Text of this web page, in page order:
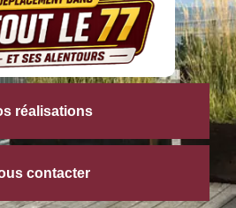
réalisations
contacter